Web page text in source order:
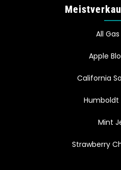
All
Apple
California
Humboldt
Mint
Strawberry